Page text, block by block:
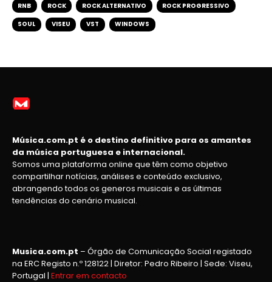
RNB ROCK ROCK ALTERNATIVO ROCK PROGRESSIVO
SOUL VISEU VST WINDOWS
Música.com.pt é o destino definitivo para os amantes
da música portuguesa e internacional.
Somos uma plataforma online que têm como objetivo
compartilhar notícias, análises e conteúdo exclusivo,
abrangendo todos os generos musicais e as últimas
tendências do cenário musical.
Musica.com.pt – Órgão de Comunicação Social registado
na ERC Registo n.º 128122 | Diretor: Pedro Ribeiro | Sede: Viseu,
Portugal | Entrar em contacto